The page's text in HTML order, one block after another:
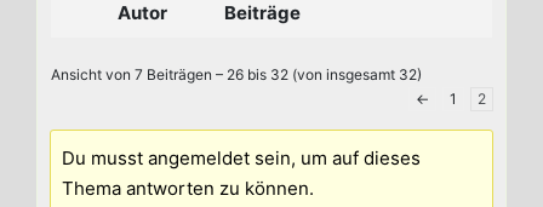
Autor Beiträge
Ansicht von 7 Beiträgen – 26 bis 32 (von insgesamt 32)
←
1 2
Du musst angemeldet sein, um auf dieses
Thema antworten zu können.